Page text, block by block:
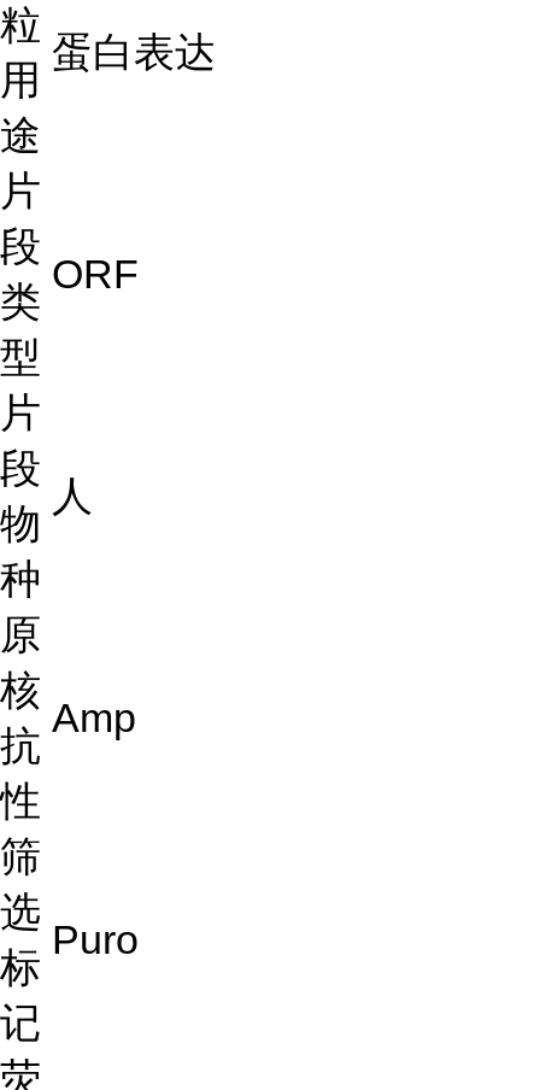
粒
用
途
蛋白表达
片
段
类
型
ORF
片
段
物
种
人
原
核
抗
性
Amp
筛
选
标
记
Puro
荧